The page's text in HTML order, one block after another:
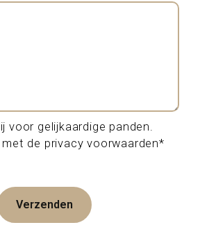
voor gelijkaardige panden.
de privacy voorwaarden*
Verzenden